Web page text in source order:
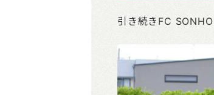
引き続きFC